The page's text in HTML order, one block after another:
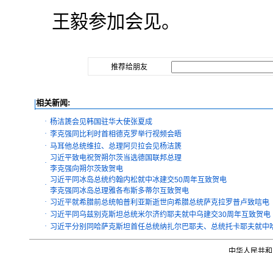
王毅参加会见。
推荐给朋友
相关新闻:
· 杨洁篪会见韩国驻华大使张夏成
· 李克强同比利时首相德克罗举行视频会晤
· 马耳他总统维拉、总理阿贝拉会见杨洁篪
·
习近平致电祝贺朔尔茨当选德国联邦总理
李克强向朔尔茨致贺电
·
习近平同冰岛总统约翰内松就中冰建交50周年互致贺电
李克强同冰岛总理雅各布斯多蒂尔互致贺电
· 习近平就希腊前总统帕普利亚斯逝世向希腊总统萨克拉罗普卢致唁电
· 习近平同乌兹别克斯坦总统米尔济约耶夫就中乌建交30周年互致贺电
· 习近平分别同哈萨克斯坦首任总统纳扎尔巴耶夫、总统托卡耶夫就中
中华人民共